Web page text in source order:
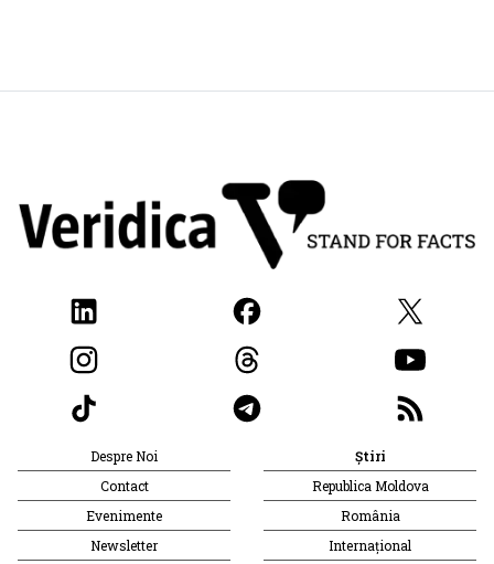
Despre Noi
Contact
Evenimente
Newsletter
Știri
Republica Moldova
România
Internațional